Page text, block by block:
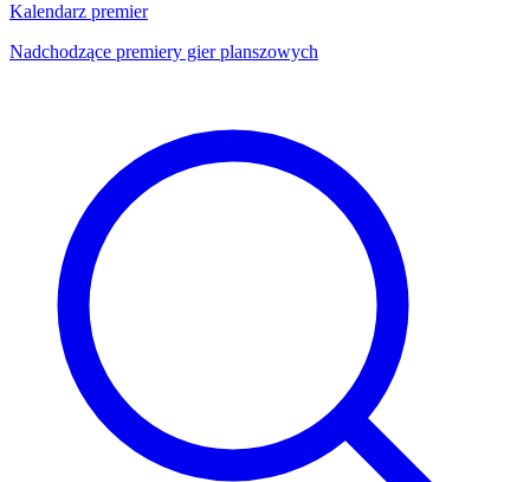
Kalendarz premier
Nadchodzące premiery gier planszowych